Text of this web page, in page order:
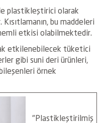
plastikleştirici olarak
bu maddeleri
etkisi olabilmektedir.
etkilenebilecek tüketici
gibi suni deri ürünleri,
örnek
"Plastikleştirilmiş